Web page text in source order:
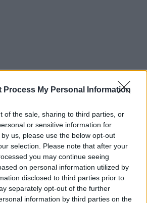
Process My Personal Information
of the sale, sharing to third parties, or
or sensitive information for
us, please use the below opt-out
selection. Please note that after your
you may continue seeing
on personal information utilized by
disclosed to third parties prior to
separately opt-out of the further
information by third parties on the